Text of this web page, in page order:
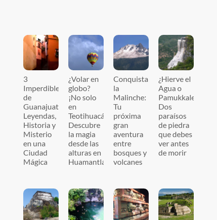
3
Imperdibles
de
Guanajuato:
Leyendas,
Historia y
Misterio
en una
Ciudad
Mágica
¿Volar en
globo?
¡No solo
en
Teotihuacán!
Descubre
la magia
desde las
alturas en
Huamantla
Conquista
la
Malinche:
Tu
próxima
gran
aventura
entre
bosques y
volcanes
¿Hierve el
Agua o
Pamukkale?
Dos
paraísos
de piedra
que debes
ver antes
de morir